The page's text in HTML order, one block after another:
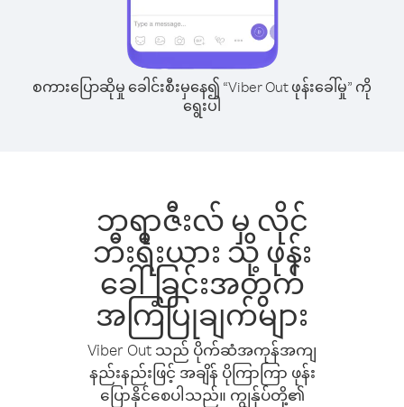
စကားပြောဆိုမှု ခေါင်းစီးမှနေ၍ “Viber Out ဖုန်းခေါ်မှု” ကို
ရွေးပါ
ဘရာဇီးလ် မှ လိုင်
ဘီးရီးယား သို့ ဖုန်း
ခေါ်ခြင်းအတွက်
အကြံပြုချက်များ
Viber Out သည် ပိုက်ဆံအကုန်အကျ
နည်းနည်းဖြင့် အချိန် ပိုကြာကြာ ဖုန်း
ပြောနိုင်စေပါသည်။ ကျွန်ုပ်တို့၏